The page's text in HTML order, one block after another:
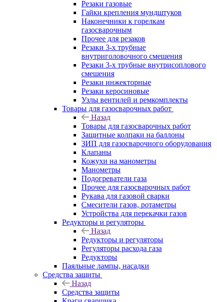
Резаки газовые
Гайки крепления мундштуков
Наконечники к горелкам
газосварочным
Прочее для резаков
Резаки 3-х трубные
внутриголовочного смешения
Резаки 3-х трубные внутрисоплового
смешения
Резаки инжекторные
Резаки керосиновые
Узлы вентилей и ремкомплекты
Товары для газосварочных работ
Назад
Товары для газосварочных работ
Защитные колпаки на баллоны
ЗИП для газосварочного оборудования
Клапаны
Кожухи на манометры
Манометры
Подогреватели газа
Прочее для газосварочных работ
Рукава для газовой сварки
Смесители газов, ротаметры
Устройства для перекачки газов
Редукторы и регуляторы
Назад
Редукторы и регуляторы
Регуляторы расхода газа
Редукторы
Паяльные лампы, насадки
Средства защиты
Назад
Средства защиты